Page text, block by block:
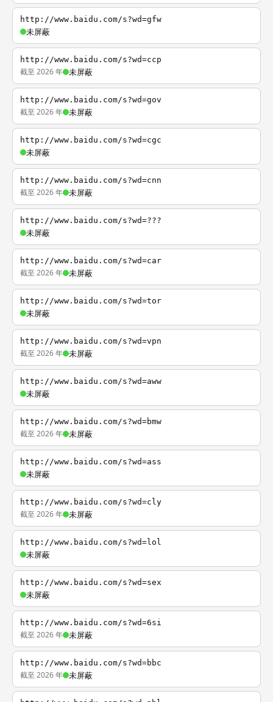
http://www.baidu.com/s?wd=gfw
未屏蔽
http://www.baidu.com/s?wd=ccp
截至 2026 年 未屏蔽
http://www.baidu.com/s?wd=gov
截至 2026 年 未屏蔽
http://www.baidu.com/s?wd=cgc
未屏蔽
http://www.baidu.com/s?wd=cnn
截至 2026 年 未屏蔽
http://www.baidu.com/s?wd=???
未屏蔽
http://www.baidu.com/s?wd=car
截至 2026 年 未屏蔽
http://www.baidu.com/s?wd=tor
未屏蔽
http://www.baidu.com/s?wd=vpn
截至 2026 年 未屏蔽
http://www.baidu.com/s?wd=aww
未屏蔽
http://www.baidu.com/s?wd=bmw
截至 2026 年 未屏蔽
http://www.baidu.com/s?wd=ass
未屏蔽
http://www.baidu.com/s?wd=cly
截至 2026 年 未屏蔽
http://www.baidu.com/s?wd=lol
未屏蔽
http://www.baidu.com/s?wd=sex
未屏蔽
http://www.baidu.com/s?wd=6si
截至 2026 年 未屏蔽
http://www.baidu.com/s?wd=bbc
截至 2026 年 未屏蔽